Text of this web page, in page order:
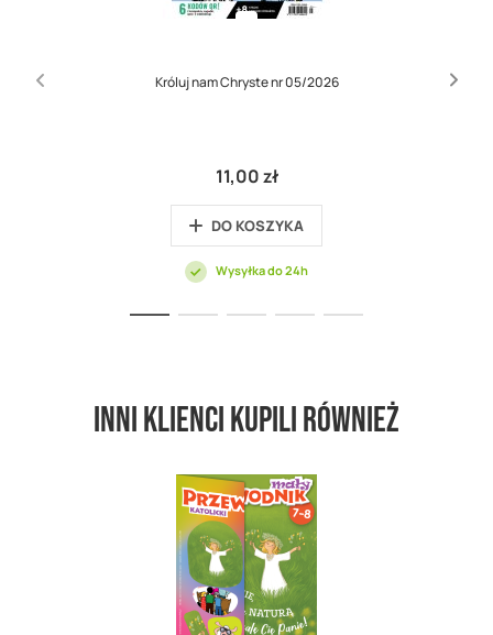
Króluj nam Chryste nr 05/2026
11,00 zł
DO KOSZYKA
Wysyłka do 24h
Inni klienci kupili również